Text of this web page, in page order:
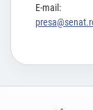
E-mail: